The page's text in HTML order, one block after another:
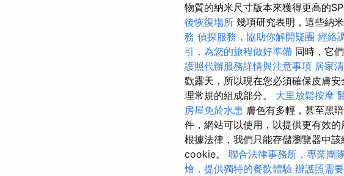
物質的納米尺寸版本來獲得更高的
後恢復場所 幾項研究表明，這些納
務 偵探服務，協助你解開疑團 經絡
引，為您的旅程做好準備 同時，它
護照代辦服務詳情與注意事項 居家
歡露天，所以現在您必須確保皮膚安
理常規的組成部分。 大里放鬆按摩
房屋免於水患 膚色有多輕，甚至黑
件，網站可以使用，以提供更有效的
根據法律，我們只能存儲瀏覽器中
cookie。 聯合法律事務所，專業團
燴，提供獨特的餐飲體驗 辦護照需